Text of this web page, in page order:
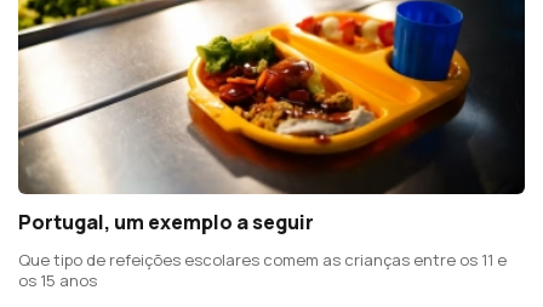
Portugal, um exemplo a seguir
Que tipo de refeições escolares comem as crianças entre os 11 e
os 15 anos